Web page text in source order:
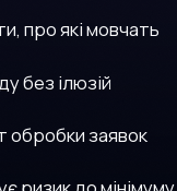
про які мовчать
без ілюзій
обробки заявок